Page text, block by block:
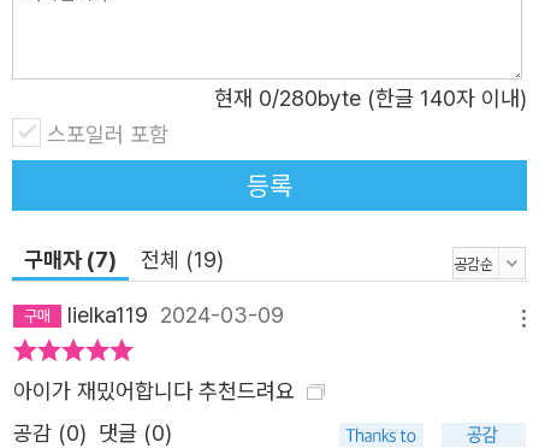
많은지. 버스는 어떤가요. 버스를 타기 위해서 올라가야 하
는 계단은 5센티미터보다 몇 배는 더 높아요. 지하철을 타려
면 수많은 계단을 오르내려야 해요. 엘리베이터가 설치되어
있는 곳도 있지만, 그걸 타려면 일부러 먼 길을 돌아서 가야
밖을 돌아다닐 수 없는 거예요. 휠체어를 탄 사람을 ‘특이한’
사람으로 만든 건 바로 우리 사회예요. 씩씩하게 다른 친구
들이 하는 건 모두 해 보는 나지만, 시작 전에 걱정이 생기는
건 어쩔 수 없어. 우리의 일상은 굉장히 당연해 보이지만, 누
현재 0/280byte (한글 140자 이내)
스포일러 포함
등록
구매자 (7) 전체 (19)
lielka119 2024-03-09
아이가 재밌어합니다 추천드려요
공감 (0) 댓글 (0)